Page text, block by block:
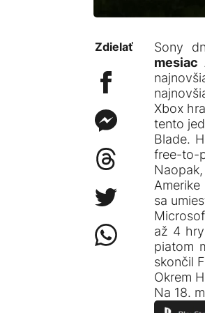
Zdielať Sony
mesiac
Xbox
tento
Blade.
free-to-
Naopak,
sa
až 4
piatom
skončil
Okrem
Na 18.